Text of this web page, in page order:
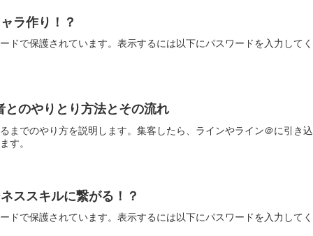
ラ作り！？
ドで保護されています。表示するには以下にパスワードを入力してく
とのやりとり方法とその流れ
までのやり方を説明します。集客したら、ラインやライン＠に引き込
す。
ススキルに繋がる！？
ドで保護されています。表示するには以下にパスワードを入力してく